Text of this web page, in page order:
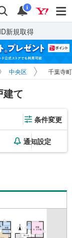
検索 通知
i
ID新規取得
中央区 千葉寺
建て
条件変更
通知設定